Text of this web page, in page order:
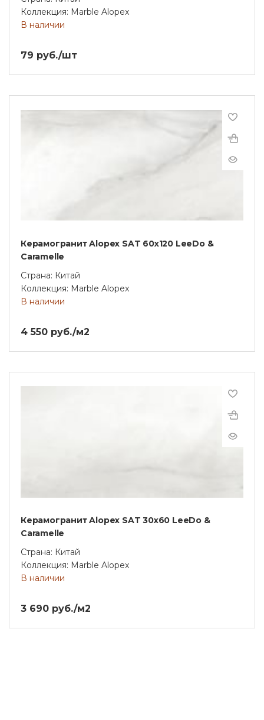
Коллекция: Marble Alopex
В наличии
79 руб./шт
Керамогранит Alopex SAT 60x120 LeeDo &
Caramelle
Страна: Китай
Коллекция: Marble Alopex
В наличии
4 550 руб./м2
Керамогранит Alopex SAT 30x60 LeeDo &
Caramelle
Страна: Китай
Коллекция: Marble Alopex
В наличии
3 690 руб./м2